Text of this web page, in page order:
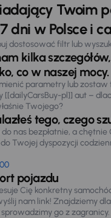
Twoim
dni w Polsce i
dostosować filtr lub
kilka
co w naszej mocy.
parametry lub zostaw
[[dailyCarsBuy-pl]] aut –
Twojego?
tego, czego
nas bezpłatnie, a chętnie
Twojej dyspozycji
pojazdu
Cię konkretny
nam link! Znajdziemy
sprowadzimy go z zagranicy.